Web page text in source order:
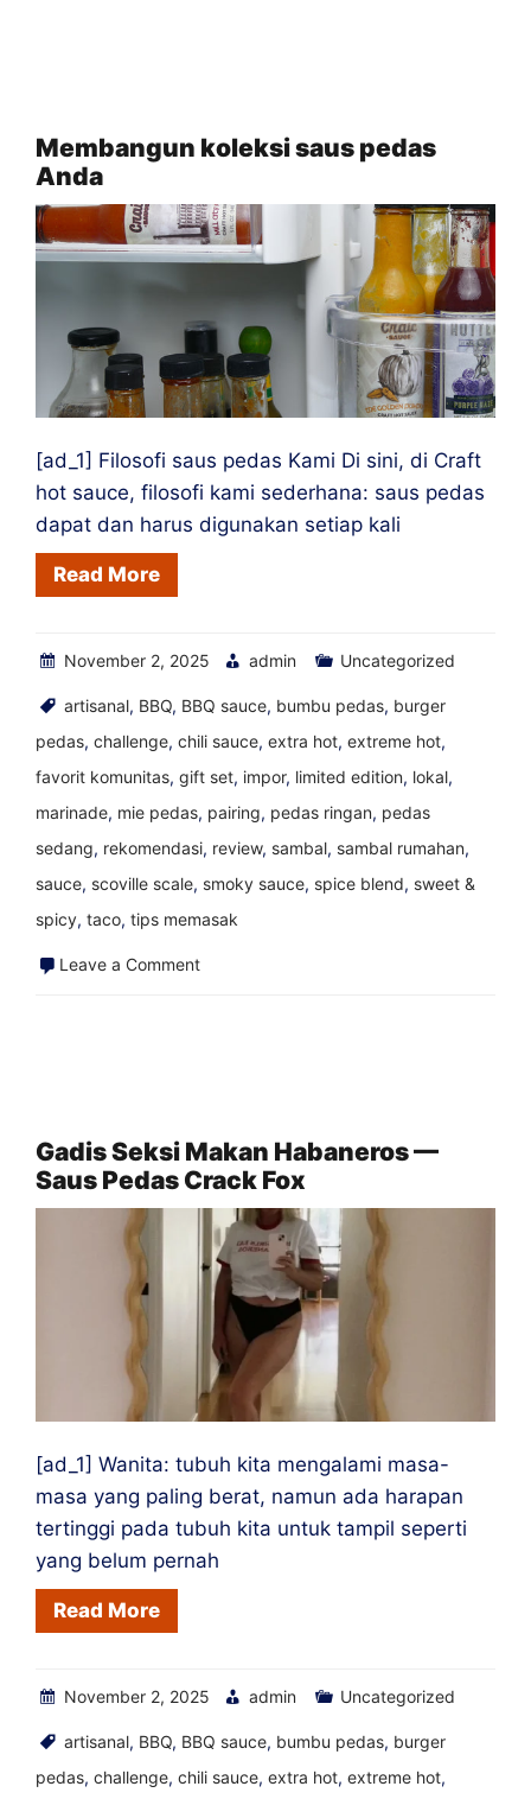
Sebelumnya
Saus
Pedas
Membangun koleksi saus pedas
Anda
[ad_1] Filosofi saus pedas Kami Di sini, di Craft
hot sauce, filosofi kami sederhana: saus pedas
dapat dan harus digunakan setiap kali
Read More
November 2, 2025 admin Uncategorized
artisanal, BBQ, BBQ sauce, bumbu pedas, burger
pedas, challenge, chili sauce, extra hot, extreme hot,
favorit komunitas, gift set, impor, limited edition, lokal,
marinade, mie pedas, pairing, pedas ringan, pedas
sedang, rekomendasi, review, sambal, sambal rumahan,
sauce, scoville scale, smoky sauce, spice blend, sweet &
spicy, taco, tips memasak
Leave a Commenton
Anda
Gadis Seksi Makan Habaneros —
Saus Pedas Crack Fox
[ad_1] Wanita: tubuh kita mengalami masa-
masa yang paling berat, namun ada harapan
tertinggi pada tubuh kita untuk tampil seperti
yang belum pernah
Read More
November 2, 2025 admin Uncategorized
artisanal, BBQ, BBQ sauce, bumbu pedas, burger
pedas, challenge, chili sauce, extra hot, extreme hot,